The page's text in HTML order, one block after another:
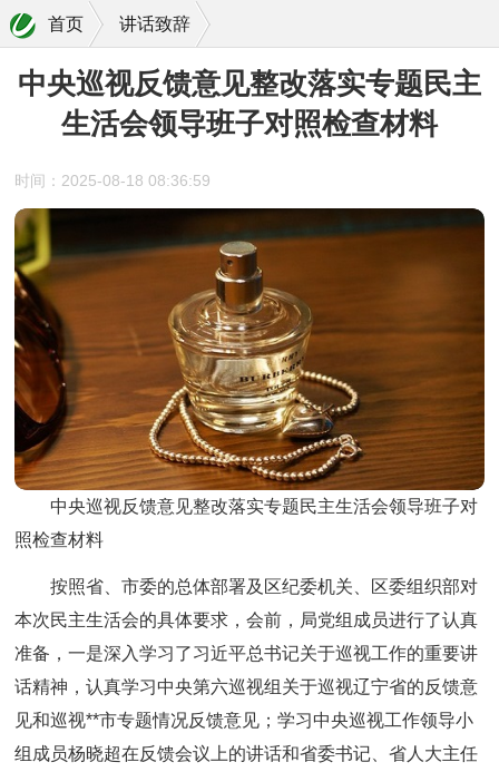
首页 讲话致辞
中央巡视反馈意见整改落实专题民主
生活会领导班子对照检查材料
时间：2025-08-18 08:36:59
中央巡视反馈意见整改落实专题民主生活会领导班子对
照检查材料
按照省、市委的总体部署及区纪委机关、区委组织部对
本次民主生活会的具体要求，会前，局党组成员进行了认真
准备，一是深入学习了习近平总书记关于巡视工作的重要讲
话精神，认真学习中央第六巡视组关于巡视辽宁省的反馈意
见和巡视**市专题情况反馈意见；学习中央巡视工作领导小
组成员杨晓超在反馈会议上的讲话和省委书记、省人大主任